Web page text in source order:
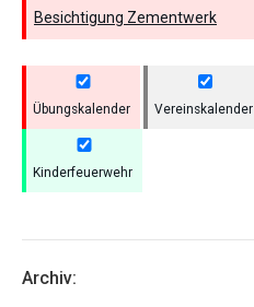
Besichtigung Zementwerk
Übungskalender Vereinskalender
Kinderfeuerwehr
Archiv: